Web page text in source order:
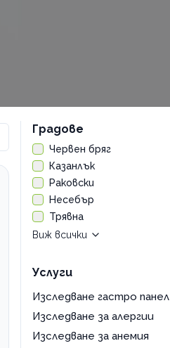
Градове
Червен бряг
Казанлък
Раковски
Несебър
Трявна
Виж всички
Елхово
Поморие
Айтос
Аксаково
Услуги
Изследване гастро панел
пакети
Изследване за алергии
пакети
Изследване за анемия